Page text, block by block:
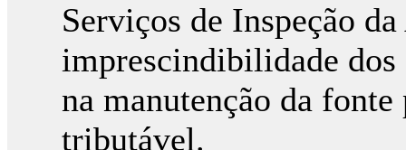
Serviços de Inspeção
imprescindibilidade dos
na manutenção da
tributável.